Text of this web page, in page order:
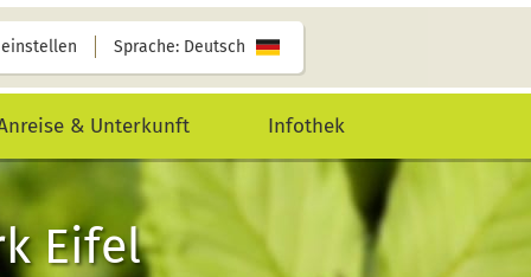
Sprache: Deutsch
& Unterkunft Infothek
Eifel